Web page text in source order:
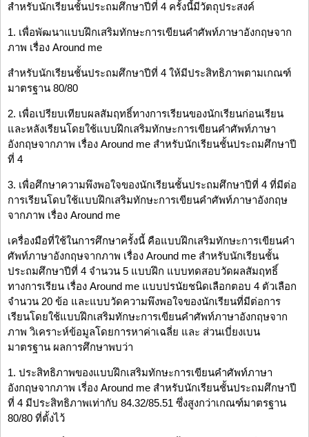
สำหรับนักเรียนชั้นประถมศึกษาปีที่ 4 ครั้งนี้มีวัตถุประสงค์
1. เพื่อพัฒนาแบบฝึกเสริมทักษะการเขียนคำศัพท์ภาษาอังกฤษจาก
ภาพ เรื่อง Around me
สำหรับนักเรียนชั้นประถมศึกษาปีที่ 4 ให้มีประสิทธิภาพตามเกณฑ์
มาตรฐาน 80/80
2. เพื่อเปรียบเทียบผลสัมฤทธิ์ทางการเรียนของนักเรียนก่อนเรียน
และหลังเรียนโดยใช้แบบฝึกเสริมทักษะการเขียนคำศัพท์ภาษา
อังกฤษจากภาพ เรื่อง Around me สำหรับนักเรียนชั้นประถมศึกษาปี
ที่ 4
3. เพื่อศึกษาความพึงพอใจของนักเรียนชั้นประถมศึกษาปีที่ 4 ที่มีต่อ
การเรียนโดบใช้แบบฝึกเสริมทักษะการเขียนคำศัพท์ภาษาอังกฤษ
จากภาพ เรื่อง Around me
เครื่องมือที่ใช้ในการศึกษาครั้งนี้ คือแบบฝึกเสริมทักษะการเขียนคำ
ศัพท์ภาษาอังกฤษจากภาพ เรื่อง Around me สำหรับนักเรียนชั้น
ประถมศึกษาปีที่ 4 จำนวน 5 แบบฝึก แบบทดสอบวัดผลสัมฤทธิ์
ทางการเรียน เรื่อง Around me แบบปรนัยชนิดเลือกตอบ 4 ตัวเลือก
จำนวน 20 ข้อ และแบบวัดความพึงพอใจของนักเรียนที่มีต่อการ
เรียนโดยใช้แบบฝึกเสริมทักษะการเขียนคำศัพท์ภาษาอังกฤษจาก
ภาพ วิเคราะห์ข้อมูลโดยการหาค่าเฉลี่ย และ ส่วนเบี่ยงเบน
มาตรฐาน ผลการศึกษาพบว่า
1. ประสิทธิภาพของแบบฝึกเสริมทักษะการเขียนคำศัพท์ภาษา
อังกฤษจากภาพ เรี่อง Around me สำหรับนักเรียนชั้นประถมศึกษาปี
ที่ 4 มีประสิทธิภาพเท่ากับ 84.32/85.51 ซึ่งสูงกว่าเกณฑ์มาตรฐาน
80/80 ที่ตั้งไว้